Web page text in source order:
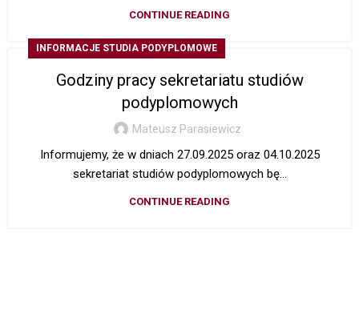
CONTINUE READING
INFORMACJE STUDIA PODYPLOMOWE
Godziny pracy sekretariatu studiów
podyplomowych
Mateusz Parasiewicz
Informujemy, że w dniach 27.09.2025 oraz 04.10.2025
sekretariat studiów podyplomowych bę...
CONTINUE READING